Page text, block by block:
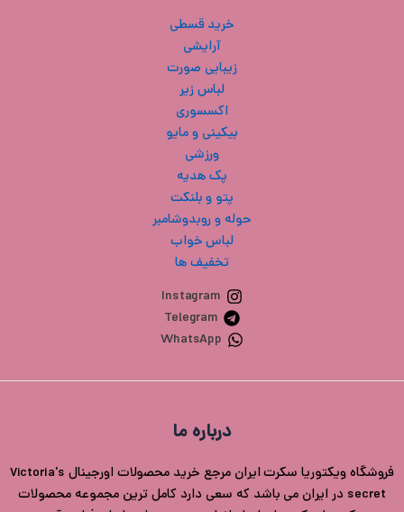
خرید قسطی
آرایشی
زیبایی صورت
لباس زیر
اکسسوری
بیکینی و مایو
ورزشی
پک هدیه
پتو و بلنکت
حوله و روبدوشامبر
لباس خواب
تخفیف ها
Instagram
Telegram
WhatsApp
درباره ما
فروشگاه ویکتوریا سکرت ایران مرجع خرید محصولات اورجینال Victoria's
secret در ایران می باشد که سعی دارد کامل ترین مجموعه محصولات